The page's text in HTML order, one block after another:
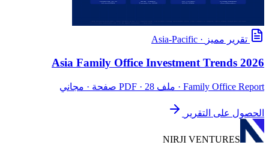
تقرير مميز ·
Asia-Pacific
Asia Family Office Investment Trends 2026
Family Office Report · ملف PDF · 28 صفحة · مجاني
الحصول على التقرير
NIRJI VENTURES